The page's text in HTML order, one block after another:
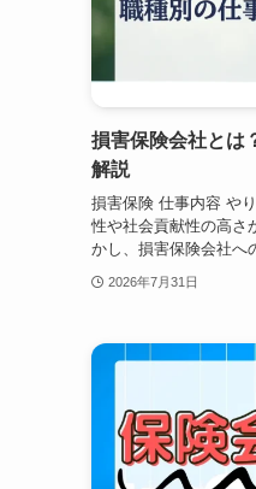
損害保険会社とは
解説
損害保険 仕事内容 や
性や社会貢献性の高さ
かし、損害保険会社へ
2026年7月31日